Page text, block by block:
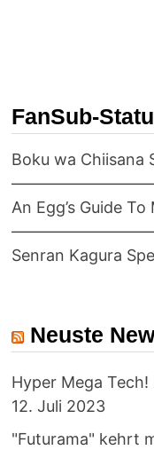
FanSub-
Boku wa Chiisana
An Egg’s Guide
Senran Kagura
Neuste
Hyper Mega
12. Juli 2023
"Futurama" kehrt